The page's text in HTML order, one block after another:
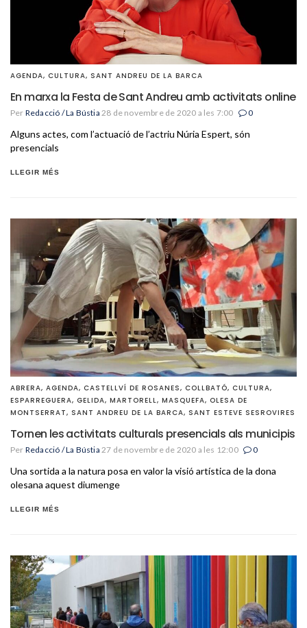
AGENDA, CULTURA, SANT ANDREU DE LA BARCA
En marxa la Festa de Sant Andreu amb activitats online
Per Redacció / La Bústia 28 de novembre de 2020 a les 7:00 0
Alguns actes, com l’actuació de l’actriu Núria Espert, són
presencials
LLEGIR MÉS
ABRERA, AGENDA, CASTELLVÍ DE ROSANES, COLLBATÓ, CULTURA,
ESPARREGUERA, GELIDA, MARTORELL, MASQUEFA, OLESA DE
MONTSERRAT, SANT ANDREU DE LA BARCA, SANT ESTEVE SESROVIRES
Tornen les activitats culturals presencials als municipis
Per Redacció / La Bústia 27 de novembre de 2020 a les 12:00 0
Una sortida a la natura posa en valor la visió artística de la dona
olesana aquest diumenge
LLEGIR MÉS